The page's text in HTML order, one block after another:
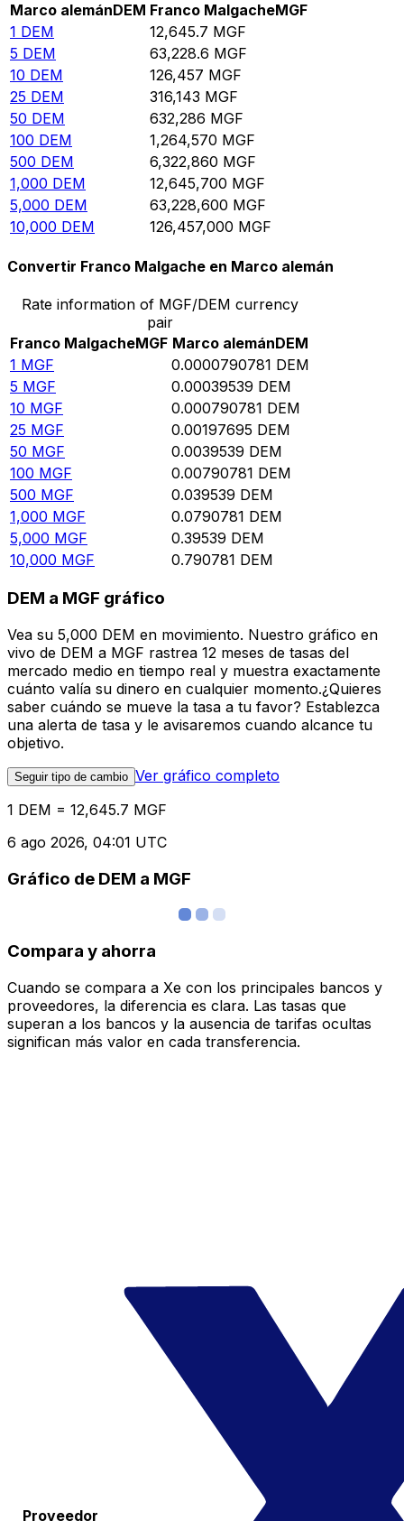
Marco alemánDEM Franco MalgacheMGF
1 DEM 12,645.7 MGF
5 DEM 63,228.6 MGF
10 DEM 126,457 MGF
25 DEM 316,143 MGF
50 DEM 632,286 MGF
100 DEM 1,264,570 MGF
500 DEM 6,322,860 MGF
1,000 DEM 12,645,700 MGF
5,000 DEM 63,228,600 MGF
10,000 DEM 126,457,000 MGF
Convertir Franco Malgache en Marco alemán
Rate information of MGF/DEM currency
pair
Franco MalgacheMGF Marco alemánDEM
1 MGF 0.0000790781 DEM
5 MGF 0.00039539 DEM
10 MGF 0.000790781 DEM
25 MGF 0.00197695 DEM
50 MGF 0.0039539 DEM
100 MGF 0.00790781 DEM
500 MGF 0.039539 DEM
1,000 MGF 0.0790781 DEM
5,000 MGF 0.39539 DEM
10,000 MGF 0.790781 DEM
DEM a MGF gráfico
Vea su 5,000 DEM en movimiento. Nuestro gráfico en
vivo de DEM a MGF rastrea 12 meses de tasas del
mercado medio en tiempo real y muestra exactamente
cuánto valía su dinero en cualquier momento.¿Quieres
saber cuándo se mueve la tasa a tu favor? Establezca
una alerta de tasa y le avisaremos cuando alcance tu
objetivo.
Seguir tipo de cambio Ver gráfico completo
1 DEM = 12,645.7 MGF
6 ago 2026, 04:01 UTC
Gráfico de DEM a MGF
Compara y ahorra
Cuando se compara a Xe con los principales bancos y
proveedores, la diferencia es clara. Las tasas que
superan a los bancos y la ausencia de tarifas ocultas
significan más valor en cada transferencia.
Proveedor